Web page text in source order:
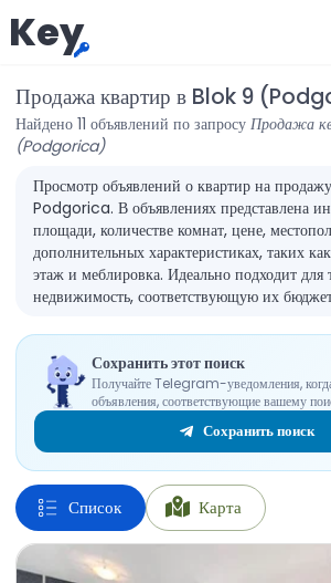
Key
Продажа квартир в Blok 9
Найдено 11 объявлений по запросу Продажа
(Podgorica)
Просмотр объявлений о квартир на
Podgorica. В объявлениях представлена
площади, количестве комнат, цене,
дополнительных характеристиках, таких
этаж и меблировка. Идеально подходит для
недвижимость, соответствующую их
Сохранить этот поиск
Получайте Telegram-уведомления,
объявления, соответствующие вашему
Сохранить поиск
Список Карта